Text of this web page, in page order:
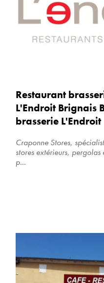
Restaurant
L'Endroit Brignais
brasserie L'Endroit
Craponne Stores,
stores extérieurs,
p...